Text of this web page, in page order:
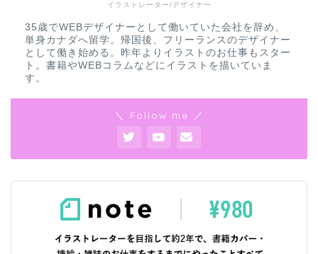
イラストレーター/デザイナー
35歳でWEBデザイナーとして働いていた会社を辞め、
単身カナダへ留学。帰国後、フリーランスのデザイナー
として働き始める。昨年よりイラストのお仕事もスター
ト。書籍やWEBコラムなどにイラストを描いていま
す。
＼ Follow me ／